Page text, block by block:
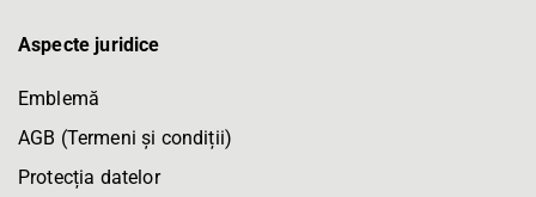
Aspecte juridice
Emblemă
AGB (Termeni și condiții)
Protecția datelor